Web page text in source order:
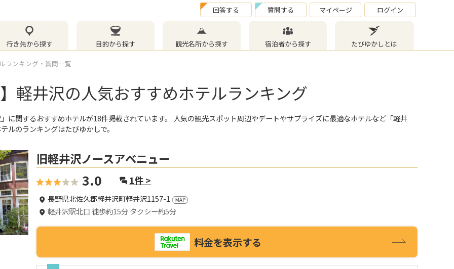
回答する 質問する マイページ ログイン
行き先から探す 目的から探す 観光名所から探す 宿泊者から探す たびゆかしとは
ランキング・質問一覧
軽井沢の人気おすすめホテルランキング
に関するおすすめホテルが18件掲載されています。 人気の観光スポット周辺やデートやサプライズに最適なホテルなど 「軽井
ルのランキングはたびゆかしで。
旧軽井沢ノースアベニュー
3.0 1件 >
長野県北佐久郡軽井沢町軽井沢1157-1
軽井沢駅北口 徒歩約15分 タクシー約5分
料金を表示する